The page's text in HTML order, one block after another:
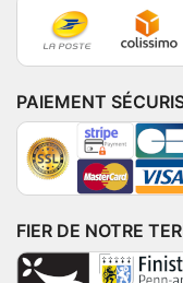
PAIEMENT
FIER DE NOTRE